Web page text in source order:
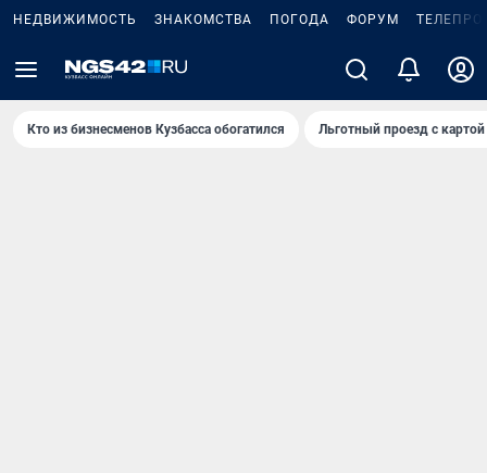
НЕДВИЖИМОСТЬ ЗНАКОМСТВА ПОГОДА ФОРУМ
Кто из бизнесменов Кузбасса обогатился Льготный проезд с